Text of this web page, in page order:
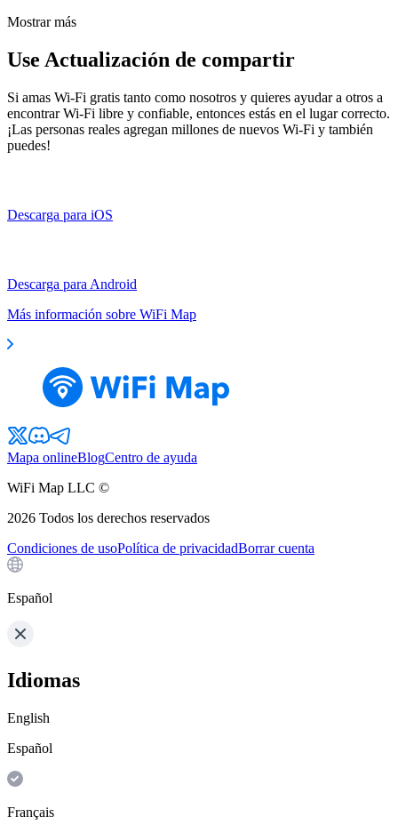
Mostrar más
Use Actualización de compartir
Si amas Wi-Fi gratis tanto como nosotros y quieres ayudar a otros a
encontrar Wi-Fi libre y confiable, entonces estás en el lugar correcto.
¡Las personas reales agregan millones de nuevos Wi-Fi y también
puedes!
Descarga para iOS
Descarga para Android
Más información sobre WiFi Map
Mapa onlineBlogCentro de ayuda
WiFi Map LLC ©
2026 Todos los derechos reservados
Condiciones de usoPolítica de privacidadBorrar cuenta
Español
Idiomas
English
Español
Français